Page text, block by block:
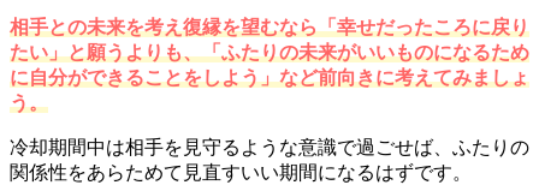
相手との未来を考え復縁を望むなら「幸せだったころに戻り
たい」と願うよりも、「ふたりの未来がいいものになるため
に自分ができることをしよう」など前向きに考えてみましょ
う。
冷却期間中は相手を見守るような意識で過ごせば、ふたりの
関係性をあらためて見直すいい期間になるはずです。